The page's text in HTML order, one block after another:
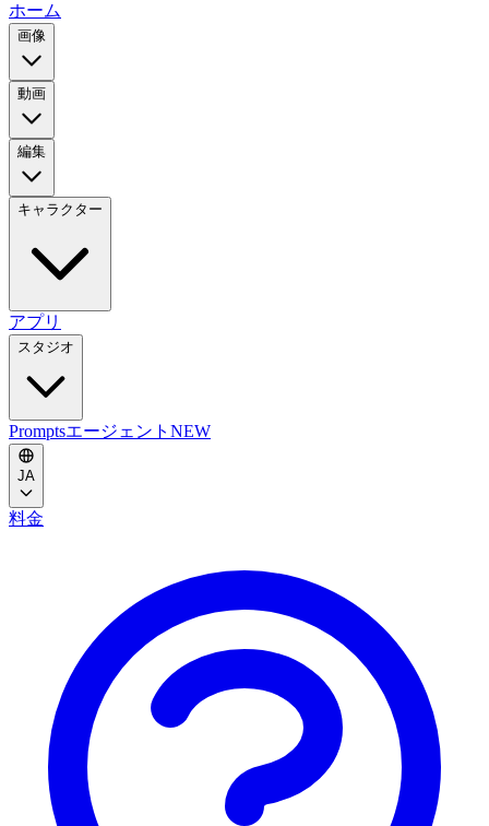
ホーム
画像
動画
編集
キャラクター
アプリ
スタジオ
Promptsエージェント NEW
JA
料金